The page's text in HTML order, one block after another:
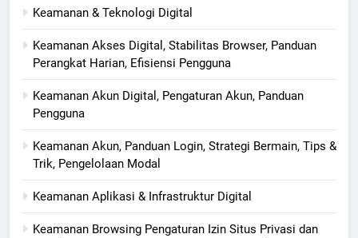
Keamanan & Teknologi Digital
Keamanan Akses Digital, Stabilitas Browser, Panduan
Perangkat Harian, Efisiensi Pengguna
Keamanan Akun Digital, Pengaturan Akun, Panduan
Pengguna
Keamanan Akun, Panduan Login, Strategi Bermain, Tips &
Trik, Pengelolaan Modal
Keamanan Aplikasi & Infrastruktur Digital
Keamanan Browsing Pengaturan Izin Situs Privasi dan